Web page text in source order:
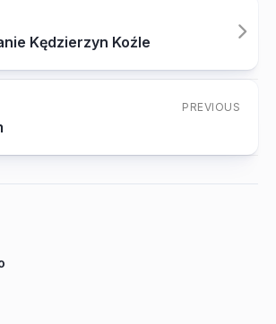
Kędzierzyn Koźle
PREVIOUS